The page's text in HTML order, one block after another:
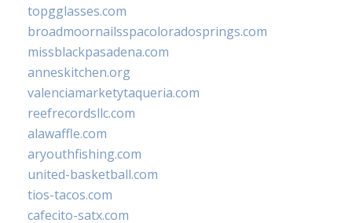
topgglasses.com
broadmoornailsspacoloradosprings.com
missblackpasadena.com
anneskitchen.org
valenciamarketytaqueria.com
reefrecordsllc.com
alawaffle.com
aryouthfishing.com
united-basketball.com
tios-tacos.com
cafecito-satx.com